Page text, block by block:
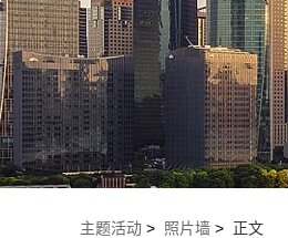
主题活动 > 照片墙 > 正文